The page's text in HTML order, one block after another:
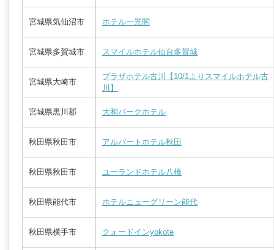
宮城県気仙沼市 ホテル一景閣
宮城県多賀城市 スマイルホテル仙台多賀城
宮城県大崎市
プラザホテル古川【10/1よりスマイルホテル古
川】
宮城県黒川郡 大和パークホテル
秋田県秋田市 アルバートホテル秋田
秋田県秋田市 ユーランドホテル八橋
秋田県能代市 ホテルニューグリーン能代
秋田県横手市 クォードインyokote